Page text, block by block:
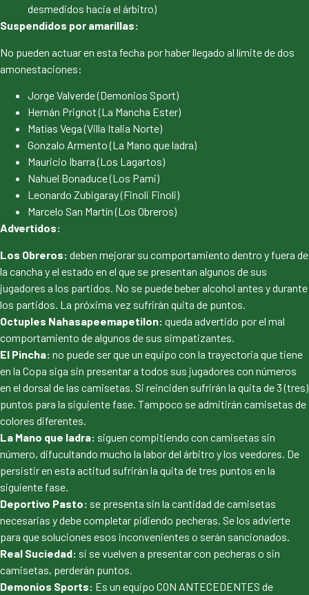
desmedidos hacia el árbitro)
Suspendidos por amarillas:
No pueden actuar en esta fecha por haber llegado al límite de dos
amonestaciones:
Jorge Valverde (Demonios Sport)
Hernán Prignot (La Mancha Ester)
Matías Vega (Villa Italia Norte)
Gonzalo Armento (La Mano que ladra)
Mauricio Ibarra (Los Lagartos)
Nahuel Bonaduce (Los Pami)
Leonardo Zubigaray (Finoli Finoli)
Marcelo San Martín (Los Obreros)
Advertidos:
Los Obreros: deben mejorar su comportamiento dentro y fuera de
la cancha y el estado en el que se presentan algunos de sus
jugadores a los partidos. No se puede beber alcohol antes y durante
los partidos. La próxima vez sufrirán quita de puntos.
Octuples Nahasapeemapetilon: queda advertido por el mal
comportamiento de algunos de sus simpatizantes.
El Pincha: no puede ser que un equipo con la trayectoria que tiene
en la Copa siga sin presentar a todos sus jugadores con números
en el dorsal de las camisetas. Si reinciden sufrirán la quita de 3 (tres)
puntos para la siguiente fase. Tampoco se admitirán camisetas de
colores diferentes.
La Mano que ladra: siguen compitiendo con camisetas sin
número, difucultando mucho la labor del árbitro y los veedores. De
persistir en esta actitud sufrirán la quita de tres puntos en la
siguiente fase.
Deportivo Pasto: se presenta sin la cantidad de camisetas
necesarias y debe completar pidiendo pecheras. Se los advierte
para que soluciones esos inconvenientes o serán sancionados.
Real Suciedad: si se vuelven a presentar con pecheras o sin
camisetas, perderán puntos.
Demonios Sports: Es un equipo CON ANTECEDENTES de